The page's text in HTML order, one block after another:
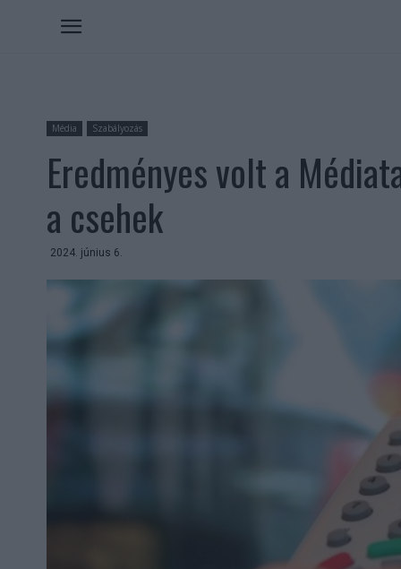
Média Szabályozás
Eredményes volt a
a csehek
2024. június 6.